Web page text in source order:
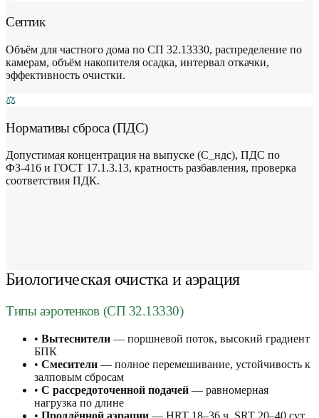
Септик
Объём для частного дома по СП 32.13330, распределение по
камерам, объём накопителя осадка, интервал откачки,
эффективность очистки.
⚖️
Нормативы сброса (ПДС)
Допустимая концентрация на выпуске (С_ндс), ПДС по
ФЗ-416 и ГОСТ 17.1.3.13, кратность разбавления, проверка
соответствия ПДК.
Биологическая очистка и аэрация
Типы аэротенков (СП 32.13330)
• Вытеснители — поршневой поток, высокий градиент
БПК
• Смесители — полное перемешивание, устойчивость к
залповым сбросам
• С рассредоточенной подачей — равномерная
нагрузка по длине
• Продлённой аэрации — HRT 18–36 ч, SRT 20–40 сут